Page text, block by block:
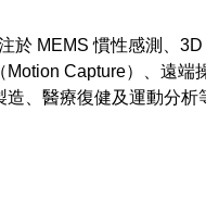
分享 :
於 MEMS 慣性感測、
Capture）、遠